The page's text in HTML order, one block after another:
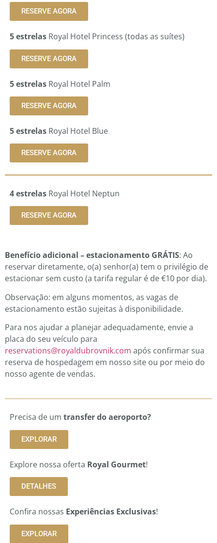
RESERVE AGORA
5 estrelas Royal Hotel Princess (todas as suítes)
RESERVE AGORA
5 estrelas Royal Hotel Palm
RESERVE AGORA
5 estrelas Royal Hotel Blue
RESERVE AGORA
4 estrelas Royal Hotel Neptun
RESERVE AGORA
Benefício adicional – estacionamento GRÁTIS: Ao
reservar diretamente, o(a) senhor(a) tem o privilégio de
estacionar sem custo (a tarifa regular é de €10 por dia).
Observação: em alguns momentos, as vagas de
estacionamento estão sujeitas à disponibilidade.
Para nos ajudar a planejar adequadamente, envie a
placa do seu veículo para
reservations@royaldubrovnik.com após confirmar sua
reserva de hospedagem em nosso site ou por meio do
nosso agente de vendas.
Precisa de um transfer do aeroporto?
EXPLORAR
Explore nossa oferta Royal Gourmet!
DETALHES
Confira nossas Experiências Exclusivas!
EXPLORAR